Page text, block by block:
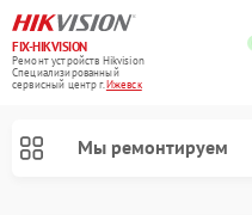
FIX-HIKVISION
Ремонт устройств Hikvision
Специализированный
cервисный центр г.Ижевск
Мы ремонтируем